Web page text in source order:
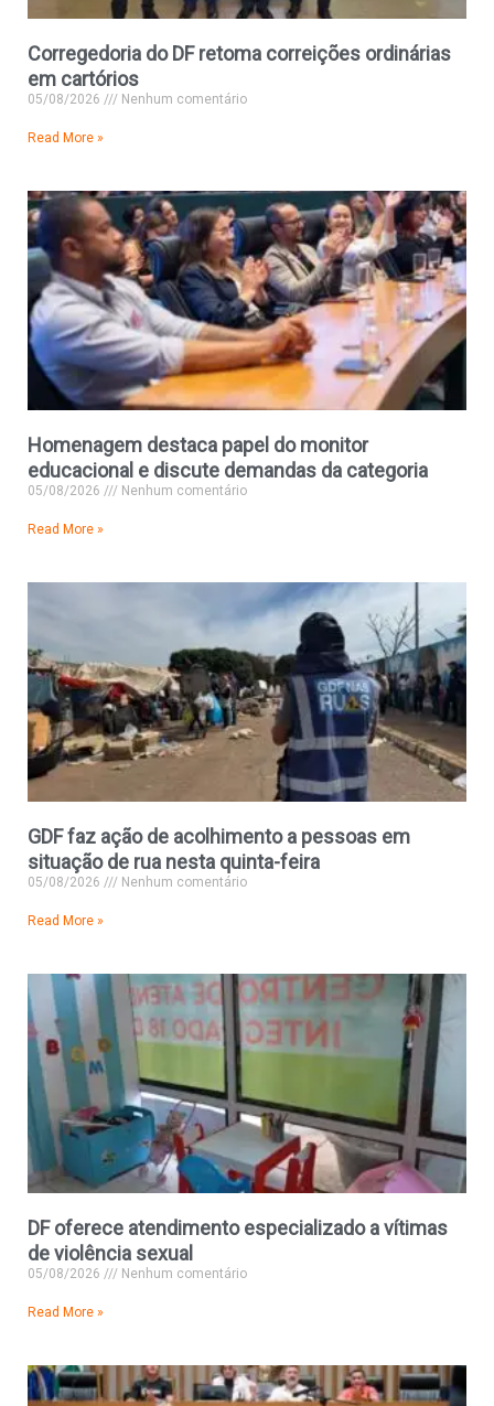
Corregedoria do DF retoma correições ordinárias
em cartórios
05/08/2026 Nenhum comentário
Read More »
Homenagem destaca papel do monitor
educacional e discute demandas da categoria
05/08/2026 Nenhum comentário
Read More »
GDF faz ação de acolhimento a pessoas em
situação de rua nesta quinta-feira
05/08/2026 Nenhum comentário
Read More »
DF oferece atendimento especializado a vítimas
de violência sexual
05/08/2026 Nenhum comentário
Read More »